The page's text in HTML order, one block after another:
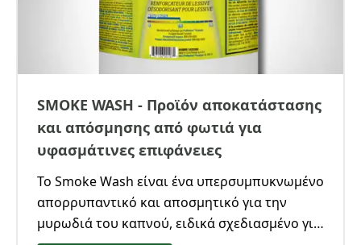
SMOKE WASH - Προϊόν αποκατάστασης
και απόσμησης από φωτιά για
υφασμάτινες επιφάνειες
Το Smoke Wash είναι ένα υπερσυμπυκνωμένο
απορρυπαντικό και αποσμητικό για την
μυρωδιά του καπνού, ειδικά σχεδιασμένο για